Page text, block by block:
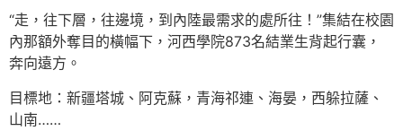
“走，往下層，往邊境，到內陸最需求的處所往！”集結在校園
內那額外奪目的橫幅下，河西學院873名結業生背起行囊，
奔向遠方。
目標地：新疆塔城、阿克蘇，青海祁連、海晏，西躲拉薩、
山南……